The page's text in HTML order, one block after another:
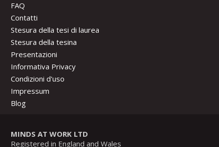
FAQ
Contatti
Stesura della tesi di laurea
Stesura della tesina
Presentazioni
Informativa Privacy
Condizioni d'uso
Impressum
Blog
MINDS AT WORK LTD
Registered in England and Wales